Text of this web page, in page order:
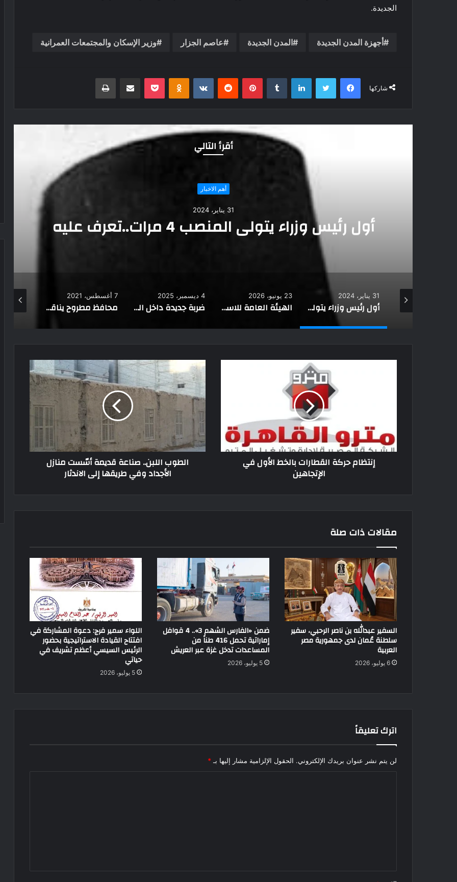
الجديدة.
أجهزة المدن الجديدة المدن الجديدة عاصم الجزار وزير الإسكان والمجتمعات العمرانية
شاركها
فيسبوك تويتر لينكدإن بينتيريست Odnoklassniki
بوكيت مشاركة عبر البريد طباعة
أقرأ التالي
أول رئيس وزراء يتولى المنصب 4 مرات..تعرف عليه
أول رئيس وزراء يتولى المنصب 4 مرات..تعرف عليه الهيئة العامة للاستعلامات ومحافظة شمال سيناء تحتفلان بذكرى ثورة 30 يونيو في العريش بحضور علاء يوسف وخالد مجاور ضربة جديدة داخل التنظيم الإخواني صراع مالي يكشف عمليات نصب بين العناصر الهاربة في تركيا محافظ مطروح يناقش توزيع وحدات سكنية على المواطنين
إنتظام حركة القطارات بالخط الأول في
الإتجاهين
الطوب اللبن.. صناعة قديمة أسّست منازل
الأجداد وفي طريقها إلى الاندثار
مقالات ذات صلة
السفير عبدالله بن ناصر الرحبي، سفير
سلطنة عُمان لدى جمهورية مصر
العربية
6 يوليو، 2026
ضمن «الفارس الشهم 3».. 4 قوافل
إماراتية تحمل 416 طناً من
المساعدات تدخل غزة عبر العريش
5 يوليو، 2026
اللواء سمير فرج: دعوة المشاركة في
افتتاح القيادة الاستراتيجية بحضور
الرئيس السيسي أعظم تشريف في
حياتي
5 يوليو، 2026
اترك تعليقاً
لن يتم نشر عنوان بريدك الإلكتروني. الحقول الإلزامية مشار إليها بـ *